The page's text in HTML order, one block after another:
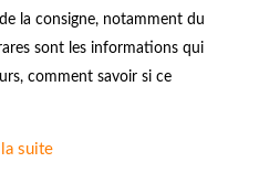
la consigne, notamment du
sont les informations qui
comment savoir si ce
suite